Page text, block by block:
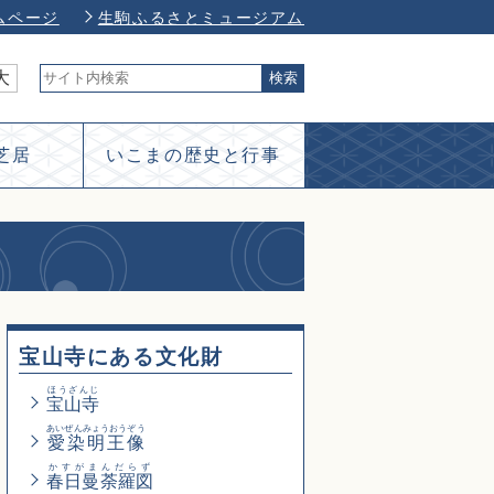
ページ 生駒ふるさとミュージアム
居 いこまの歴史と行事
宝山寺にある文化財
宝山寺
ほうざんじ
愛染明王像
あいぜんみょうおうぞう
春日曼荼羅図
かすがまんだらず